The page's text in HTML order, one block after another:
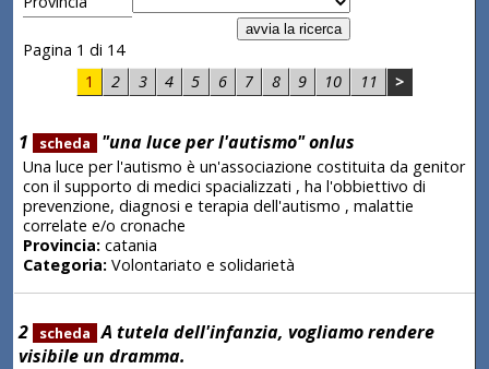
Pagina 1 di 14
1
2 3 4 5 6 7 8 9 10 11 >
1 scheda "una luce per l'autismo" onlus
Una luce per l'autismo è un'associazione costituita da genitor
con il supporto di medici spacializzati , ha l'obbiettivo di
prevenzione, diagnosi e terapia dell'autismo , malattie
correlate e/o cronache
Provincia:catania
Categoria:Volontariato e solidarietà
2 scheda A tutela dell'infanzia, vogliamo rendere
visibile un dramma.